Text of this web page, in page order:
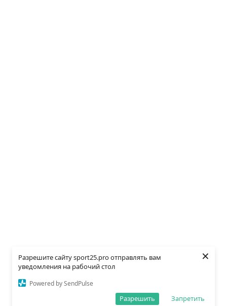
Разрешите сайту sport25.pro отправлять вам
уведомления на рабочий стол
Powered by SendPulse
Запретить
Разрешить
×